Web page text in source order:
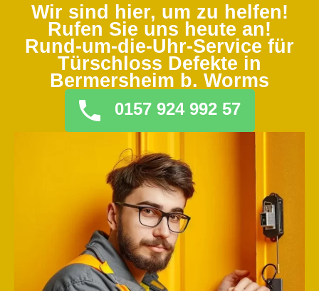
Wir sind hier, um zu helfen!
Rufen Sie uns heute an!
Rund-um-die-Uhr-Service für
Türschloss Defekte in
Bermersheim b. Worms
0157 924 992 57